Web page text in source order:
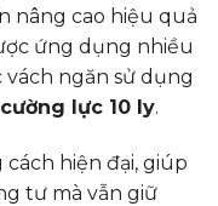
nâng cao hiệu quả
ứng dụng nhiều
ngăn sử dụng
lực 10 ly.
hiện đại, giúp
tư mà vẫn giữ